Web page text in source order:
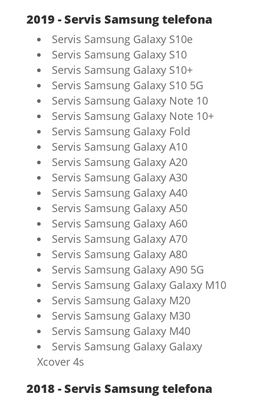
2019 - Servis Samsung telefona
Servis Samsung Galaxy S10e
Servis Samsung Galaxy S10
Servis Samsung Galaxy S10+
Servis Samsung Galaxy S10 5G
Servis Samsung Galaxy Note 10
Servis Samsung Galaxy Note 10+
Servis Samsung Galaxy Fold
Servis Samsung Galaxy A10
Servis Samsung Galaxy A20
Servis Samsung Galaxy A30
Servis Samsung Galaxy A40
Servis Samsung Galaxy A50
Servis Samsung Galaxy A60
Servis Samsung Galaxy A70
Servis Samsung Galaxy A80
Servis Samsung Galaxy A90 5G
Servis Samsung Galaxy Galaxy M10
Servis Samsung Galaxy M20
Servis Samsung Galaxy M30
Servis Samsung Galaxy M40
Servis Samsung Galaxy Galaxy
Xcover 4s
2018 - Servis Samsung telefona